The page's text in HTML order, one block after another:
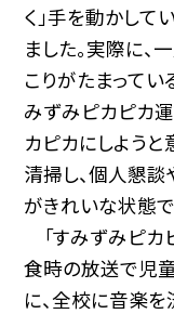
く」手を動かして
ました。実際に
こりがたまってい
みずみピカピカ
カピカにしようと
清掃し、個人懇
がきれいな状態で
「すみずみピカ
食時の放送で児
に、全校に音楽を